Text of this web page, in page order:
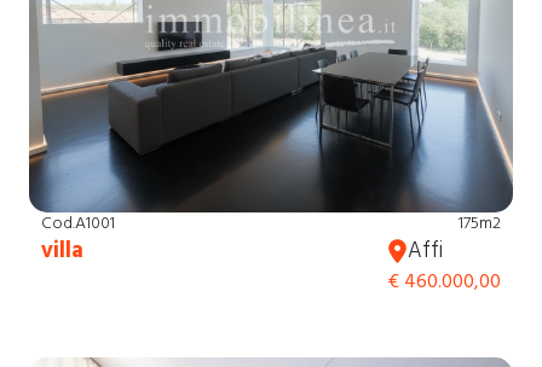
Cod.A1001
villa
175m2
Affi
€ 460.000,00